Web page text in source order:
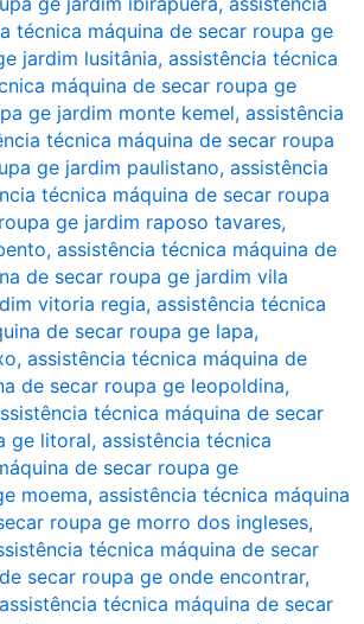
técnica máquina de secar roupa ge
jardim lusitânia, assistência técnica
máquina de secar roupa ge
ge jardim monte kemel, assistência
técnica máquina de secar roupa
ge jardim paulistano, assistência
técnica máquina de secar roupa
ge jardim raposo tavares,
, assistência técnica máquina de
de secar roupa ge jardim vila
vitoria regia, assistência técnica
de secar roupa ge lapa,
, assistência técnica máquina de
de secar roupa ge leopoldina,
técnica máquina de secar
ge litoral, assistência técnica
de secar roupa ge
moema, assistência técnica máquina
roupa ge morro dos ingleses,
técnica máquina de secar
secar roupa ge onde encontrar,
assistência técnica máquina de secar